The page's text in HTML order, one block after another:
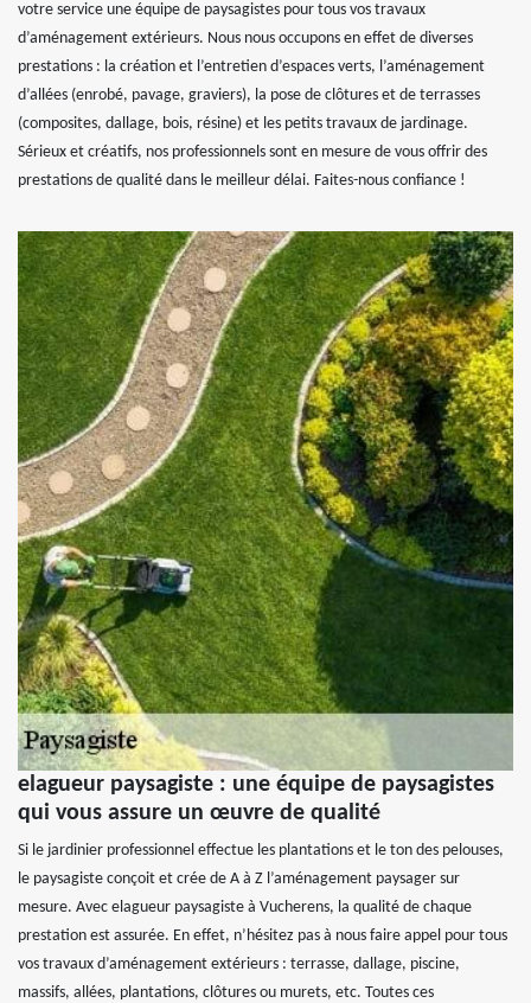
votre service une équipe de paysagistes pour tous vos travaux
d’aménagement extérieurs. Nous nous occupons en effet de diverses
prestations : la création et l’entretien d’espaces verts, l’aménagement
d’allées (enrobé, pavage, graviers), la pose de clôtures et de terrasses
(composites, dallage, bois, résine) et les petits travaux de jardinage.
Sérieux et créatifs, nos professionnels sont en mesure de vous offrir des
prestations de qualité dans le meilleur délai. Faites-nous confiance !
elagueur paysagiste : une équipe de paysagistes
qui vous assure un œuvre de qualité
Si le jardinier professionnel effectue les plantations et le ton des pelouses,
le paysagiste conçoit et crée de A à Z l’aménagement paysager sur
mesure. Avec elagueur paysagiste à Vucherens, la qualité de chaque
prestation est assurée. En effet, n’hésitez pas à nous faire appel pour tous
vos travaux d’aménagement extérieurs : terrasse, dallage, piscine,
massifs, allées, plantations, clôtures ou murets, etc. Toutes ces